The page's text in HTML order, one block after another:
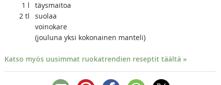
1 l
täysmaitoa
2 tl
suolaa
voinokare
(jouluna yksi kokonainen manteli)
Katso myös uusimmat ruokatrendien reseptit täältä »